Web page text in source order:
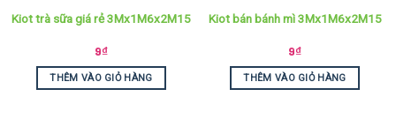
Kiot trà sữa giá rẻ 3Mx1M6x2M15
9₫
THÊM VÀO GIỎ HÀNG
Kiot bán bánh mì 3Mx1M6x2M15
9₫
THÊM VÀO GIỎ HÀNG